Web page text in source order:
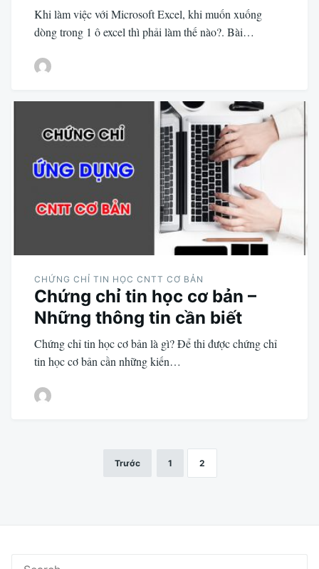
Khi làm việc với Microsoft Excel, khi muốn xuống
dòng trong 1 ô excel thì phải làm thế nào?. Bài…
CHỨNG CHỈ TIN HỌC CNTT CƠ BẢN
Chứng chỉ tin học cơ bản –
Những thông tin cần biết
Chứng chỉ tin học cơ bản là gì? Để thi được chứng chỉ
tin học cơ bản cần những kiến…
Trước 1 2